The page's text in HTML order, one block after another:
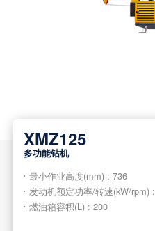
XMZ125
多功能钻机
最小作业高度(mm) : 736
发动机额定功率/转速(kW/rpm)
燃油箱容积(L) : 200